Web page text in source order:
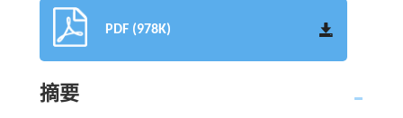
PDF (978K)
摘要